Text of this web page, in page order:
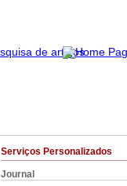
Serviços Personalizados
Journal